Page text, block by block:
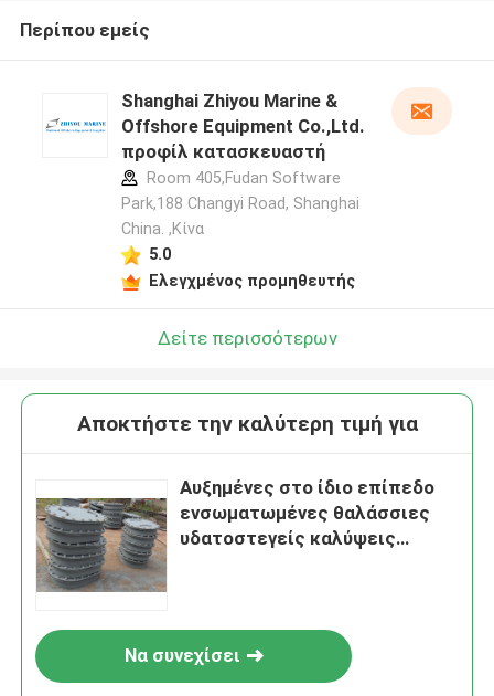
Περίπου εμείς
Shanghai Zhiyou Marine &
Offshore Equipment Co.,Ltd.
προφίλ κατασκευαστή
Room 405,Fudan Software
Park,188 Changyi Road, Shanghai
China. ,Κίνα
5.0
Ελεγχμένος προμηθευτής
Δείτε περισσότερων
Αποκτήστε την καλύτερη τιμή για
Αυξημένες στο ίδιο επίπεδο
ενσωματωμένες θαλάσσιες
υδατοστεγείς καλύψεις
Να συνεχίσει